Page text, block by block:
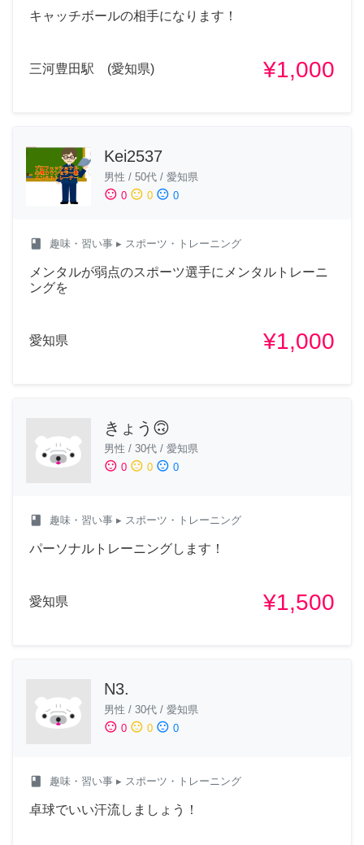
キャッチボールの相手になります！
三河豊田駅 (愛知県) ¥1,000
Kei2537
男性 / 50代 / 愛知県
sentiment_satisfied 0 sentiment_neutral 0 sentiment_dissatisfied 0
class 趣味・習い事 ▸ スポーツ・トレーニング
メンタルが弱点のスポーツ選手にメンタルトレーニ
ングを
愛知県 ¥1,000
きょう🙃
男性 / 30代 / 愛知県
sentiment_satisfied 0 sentiment_neutral 0 sentiment_dissatisfied 0
class 趣味・習い事 ▸ スポーツ・トレーニング
パーソナルトレーニングします！
愛知県 ¥1,500
N3.
男性 / 30代 / 愛知県
sentiment_satisfied 0 sentiment_neutral 0 sentiment_dissatisfied 0
class 趣味・習い事 ▸ スポーツ・トレーニング
卓球でいい汗流しましょう！